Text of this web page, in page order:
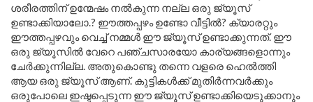
ശരീരത്തിന് ഉന്മേഷം നൽകുന്ന നല്ല ഒരു ജ്യൂസ്
ഉണ്ടാക്കിയാലോ.? ഈത്തപ്പഴം ഉണ്ടോ വീട്ടിൽ? ക്യാരറ്റും
ഈത്തപ്പഴവും വെച്ച് നമ്മൾ ഈ ജ്യൂസ് ഉണ്ടാക്കുന്നത്. ഈ
ഒരു ജ്യൂസിൽ വേറെ പഞ്ചസാരയോ കാര്യങ്ങളൊന്നും
ചേർക്കുന്നില്ല. അതുകൊണ്ടു തന്നെ വളരെ ഹെൽത്തി
ആയ ഒരു ജ്യൂസ് ആണ്. കുട്ടികൾക്ക് മുതിർന്നവർക്കും
ഒരുപോലെ ഇഷ്ടപ്പെടുന്ന ഈ ജ്യൂസ്‌ ഉണ്ടാക്കിയെടുക്കാനും